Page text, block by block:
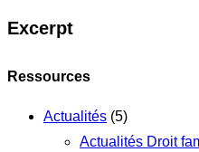
Excerpt
Ressources
Actualités (5)
Actualités Droit